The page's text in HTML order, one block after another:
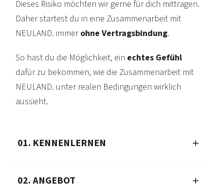
Dieses Risiko möchten wir gerne für dich mittragen.
Daher startest du in eine Zusammen­arbeit mit
NEULAND. immerohne Vertrags­bindung.
So hast du die Möglichkeit, ein echtes Gefühl
dafür zu bekommen, wie die Zusammen­arbeit mit
NEULAND. unter realen Beding­ungen wirklich
aussieht.
01. KENNENLERNEN
02. ANGEBOT